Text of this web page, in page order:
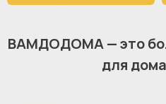
ВАМДОДОМА — это
для